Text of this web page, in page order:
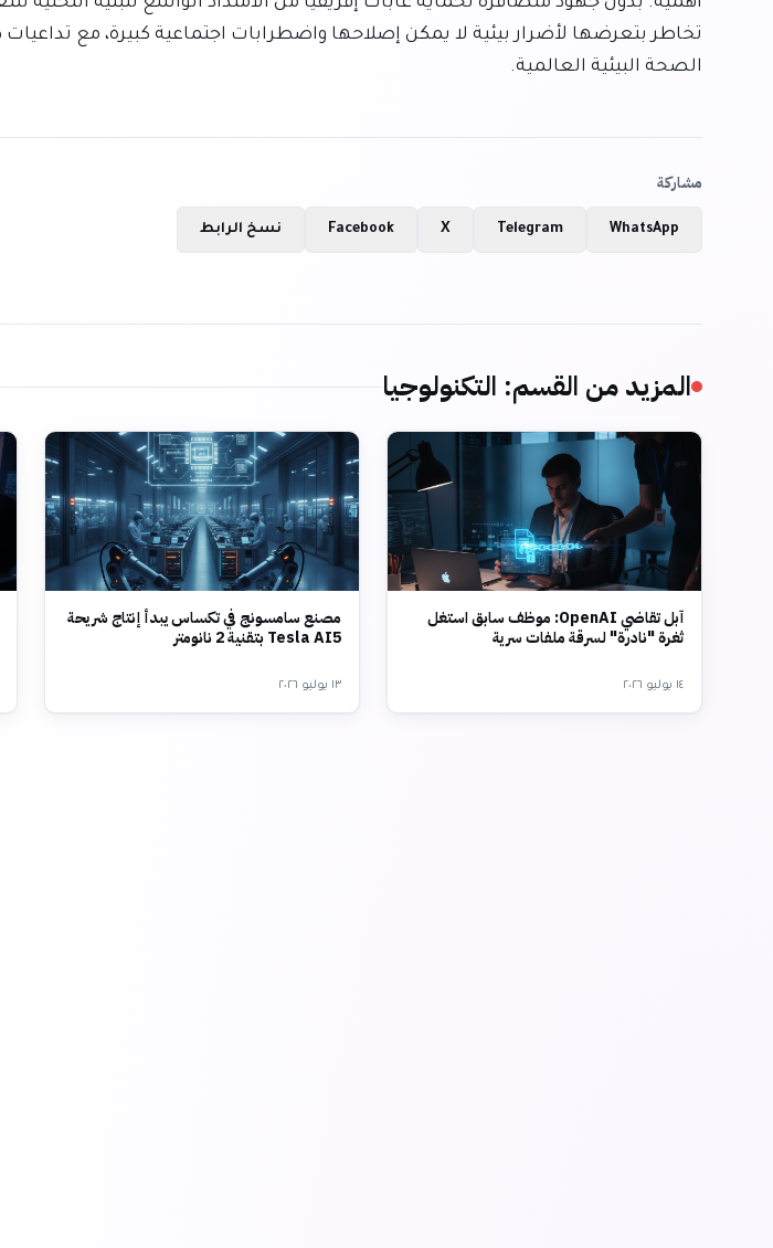
الصحة البيئية العالمية.
مشاركة
WhatsApp
Telegram
X
Facebook نسخ الرابط
المزيد من القسم: التكنولوجيا
آبل تقاضي OpenAI: موظف سابق استغل
ثغرة "نادرة" لسرقة ملفات سرية
١٤ يوليو ٢٠٢٦
مصنع سامسونج في تكساس يبدأ إنتاج شريحة
Tesla AI5 بتقنية 2 نانومتر
١٣ يوليو ٢٠٢٦